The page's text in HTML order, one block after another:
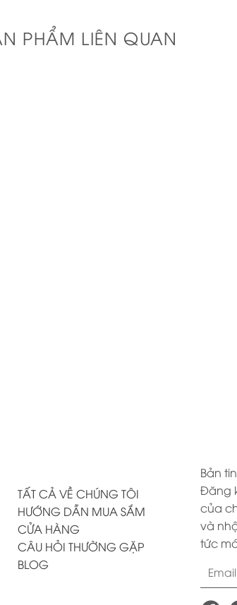
PHẨM LIÊN QUAN
TẤT CẢ VỀ CHÚNG TÔI
HƯỚNG DẪN MUA SẮM
CỬA HÀNG
CÂU HỎI THƯỜNG GẶP
BLOG
Bản tin
Đăng
của
và
tức